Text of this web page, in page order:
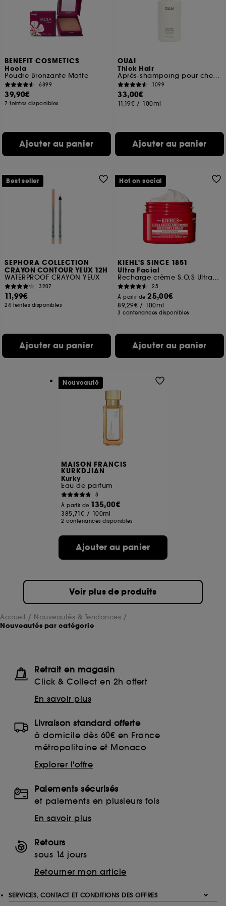
BENEFIT COSMETICS
Hoola
Poudre Bronzante Matte
6899
39,90€
7 teintes disponibles
Ajouter au panier
OUAI
Thick Hair
Après-shampoing pour cheveux épais
1099
33,00€
11,19€ / 100ml
Ajouter au panier
SEPHORA COLLECTION
CRAYON CONTOUR YEUX 12H
WATERPROOF CRAYON YEUX
3207
11,99€
24 teintes disponibles
Ajouter au panier
Best seller
KIEHL'S SINCE 1851
Ultra Facial
Recharge crème S.O.S Ultra Réparatrice Ultra Facial Meltdown
25
À partir de25,00€
89,29€ / 100ml
3 contenances disponibles
Ajouter au panier
Hot on social
MAISON FRANCIS
KURKDJIAN
Kurky
Eau de parfum
8
À partir de 135,00€
385,71€ / 100ml
2 contenances disponibles
Ajouter au panier
Nouveauté
Voir plus de produits
Accueil Nouveautés & Tendances
Nouveautés par catégorie
Retrait en magasin
Click & Collect en 2h offert
En savoir plus
Livraison standard offerte
à domicile dès 60€ en France
métropolitaine et Monaco
Explorer l'offre
Paiements sécurisés
et paiements en plusieurs fois
En savoir plus
Retours
sous 14 jours
Retourner mon article
SERVICES, CONTACT ET CONDITIONS DES OFFRES